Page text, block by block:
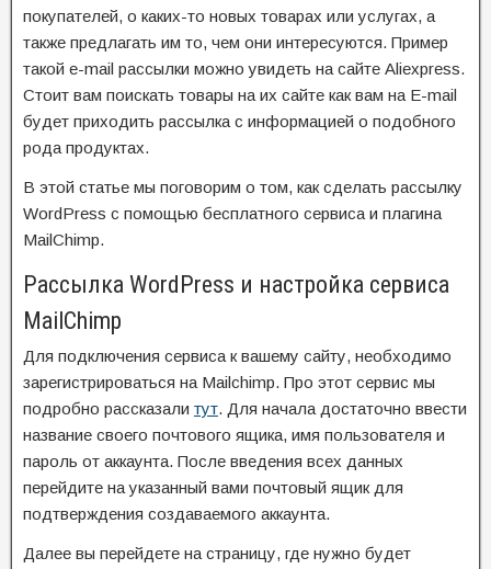
покупателей, о каких-то новых товарах или услугах, а
также предлагать им то, чем они интересуются. Пример
такой e-mail рассылки можно увидеть на сайте Aliexpress.
Стоит вам поискать товары на их сайте как вам на E-mail
будет приходить рассылка с информацией о подобного
рода продуктах.
В этой статье мы поговорим о том, как сделать рассылку
WordPress с помощью бесплатного сервиса и плагина
MailChimp.
Рассылка WordPress и настройка сервиса
MailChimp
Для подключения сервиса к вашему сайту, необходимо
зарегистрироваться на Mailchimp. Про этот сервис мы
подробно рассказали тут. Для начала достаточно ввести
название своего почтового ящика, имя пользователя и
пароль от аккаунта. После введения всех данных
перейдите на указанный вами почтовый ящик для
подтверждения создаваемого аккаунта.
Далее вы перейдете на страницу, где нужно будет